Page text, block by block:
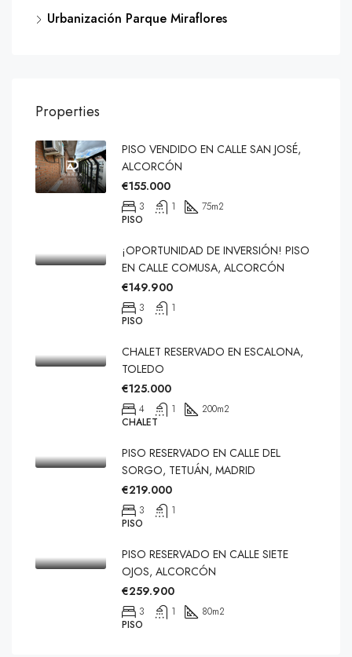
Urbanización Parque Miraflores
Properties
PISO VENDIDO EN CALLE SAN JOSÉ,
ALCORCÓN
€155.000
3 1 75m2
PISO
¡OPORTUNIDAD DE INVERSIÓN! PISO
EN CALLE COMUSA, ALCORCÓN
€149.900
3
1
PISO
CHALET RESERVADO EN ESCALONA,
TOLEDO
€125.000
4 1 200m2
CHALET
PISO RESERVADO EN CALLE DEL
SORGO, TETUÁN, MADRID
€219.000
3
1
PISO
PISO RESERVADO EN CALLE SIETE
OJOS, ALCORCÓN
€259.900
3 1 80m2
PISO